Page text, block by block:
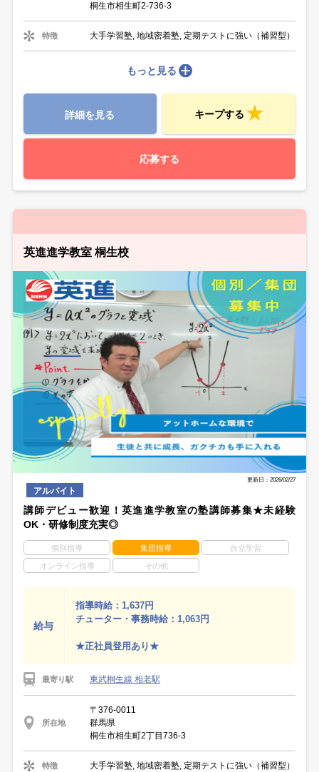
桐生市相生町2-736-3
特徴 大手学習塾, 地域密着塾, 定期テストに強い（補習型）
もっと見る
詳細を見る キープする
応募する
英進進学教室 桐生校
更新日：2026/02/27
アルバイト
講師デビュー歓迎！英進進学教室の塾講師募集★未経験
OK・研修制度充実◎
個別指導 集団指導 自立学習
オンライン指導 その他
給与
指導時給：1,637円
チューター・事務時給：1,063円
★正社員登用あり★
最寄り駅 東武桐生線 相老駅
所在地
〒376-0011
群馬県
桐生市相生町2丁目736-3
特徴 大手学習塾, 地域密着塾, 定期テストに強い（補習型）